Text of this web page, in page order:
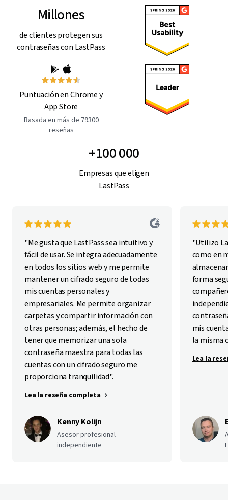
Millones
de clientes protegen sus
contraseñas con LastPass
Puntuación en Chrome y
App Store
Basada en más de 79300
reseñas
+100 000
Empresas que eligen
LastPass
"Me gusta que LastPass sea intuitivo y
fácil de usar. Se integra adecuadamente
en todos los sitios web y me permite
mantener un cifrado seguro de todas
mis cuentas personales y
empresariales. Me permite organizar
carpetas y compartir información con
otras personas; además, el hecho de
tener que memorizar una sola
contraseña maestra para todas las
cuentas con un cifrado seguro me
proporciona tranquilidad".
Lea la reseña completa
Kenny Kolijn
Asesor profesional
independiente
"Utilizo
como en
forma
mis
la misma
Lea la